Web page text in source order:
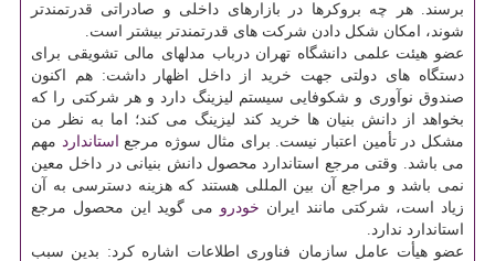
برسند. هر چه بروكرها در بازارهای داخلی و صادراتی قدرتمندتر
شوند، امكان شكل دادن شركت های قدرتمندتر بیشتر است.
عضو هیئت علمی دانشگاه تهران درباب مدلهای مالی تشویقی برای
دستگاه های دولتی جهت خرید از داخل اظهار داشت: هم اكنون
صندوق نوآوری و شكوفایی سیستم لیزینگ دارد و هر شركتی را كه
بخواهد از دانش بنیان ها خرید كند لیزینگ می كند؛ اما به نظر من
مشكل در تأمین اعتبار نیست. برای مثال سوژه مرجع استاندارد مهم
می باشد. وقتی مرجع استاندارد محصول دانش بنیانی در داخل معین
نمی باشد و مراجع آن بین المللی هستند كه هزینه دسترسی به آن
زیاد است، شركتی مانند ایران خودرو می گوید این محصول مرجع
استاندارد ندارد.
عضو هیأت عامل سازمان فناوری اطلاعات اشاره كرد: بدین سبب